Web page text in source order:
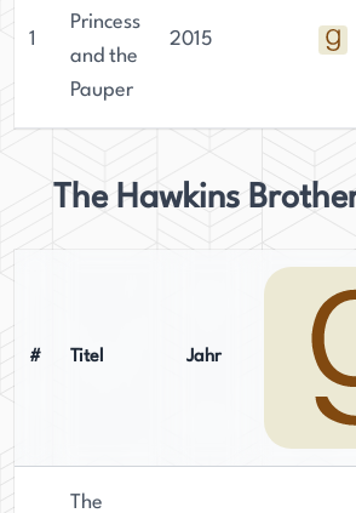
1
Princess
and the
Pauper
2015
The Hawkins
# Titel Jahr
The